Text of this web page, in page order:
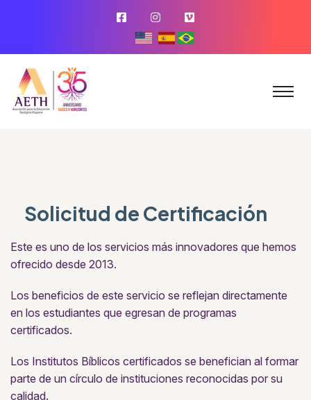
Solicitud de Certificación
Este es uno de los servicios más innovadores que hemos
ofrecido desde 2013.
Los beneficios de este servicio se reflejan directamente
en los estudiantes que egresan de programas
certificados.
Los Institutos Bíblicos certificados se benefician al formar
parte de un círculo de instituciones reconocidas por su
calidad.